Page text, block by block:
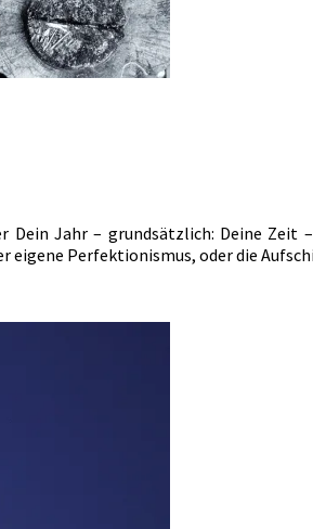
Jahr – grundsätzlich: Deine
eigene Perfektionismus, oder die